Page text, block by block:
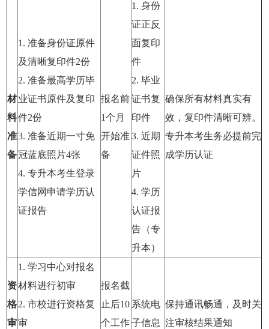
材
料
准
备
1. 准备身份证原件
及清晰复印件2份
2. 准备最高学历毕
业证书原件及复印
件2份
3. 准备近期一寸免
冠蓝底照片4张
4. 专升本考生登录
学信网申请学历认
证报告
报名前
1个月
开始准
备
1. 身份
证正反
面复印
件
2. 毕业
证书复
印件
3. 近期
证件照
片
4. 学历
认证报
告（专
升本）
确保所有材料真实有
效，复印件清晰可辨。
专升本考生务必提前完
成学历认证
资
格
审
1. 学习中心对报名
材料进行初审
2. 市校进行资格复
审
报名截
止后10
个工作
系统电
子信息
保持通讯畅通，及时关
注审核结果通知